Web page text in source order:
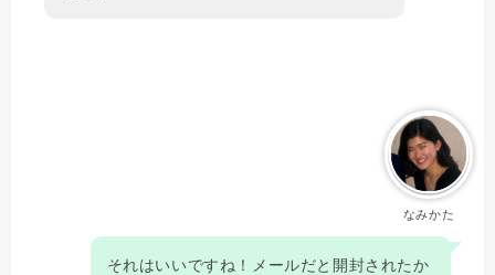
なみかた
それはいいですね！メールだと開封されたか